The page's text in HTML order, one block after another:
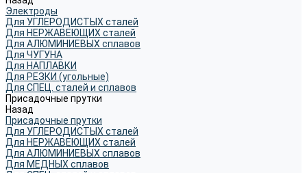
Электроды
Для УГЛЕРОДИСТЫХ сталей
Для НЕРЖАВЕЮЩИХ сталей
Для АЛЮМИНИЕВЫХ сплавов
Для ЧУГУНА
Для НАПЛАВКИ
Для РЕЗКИ (угольные)
Для СПЕЦ. сталей и сплавов
Присадочные прутки
Назад
Присадочные прутки
Для УГЛЕРОДИСТЫХ сталей
Для НЕРЖАВЕЮЩИХ сталей
Для АЛЮМИНИЕВЫХ сплавов
Для МЕДНЫХ сплавов